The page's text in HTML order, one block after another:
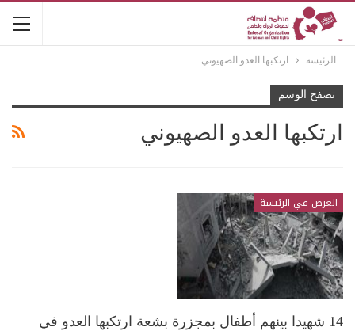
الرئيسة ارتكبها العدو الصهيوني
تصفح الوسم
ارتكبها العدو الصهيوني
العرض في الرئيسة
14 شهيدا بينهم أطفال بمجزرة بشعة ارتكبها العدو في